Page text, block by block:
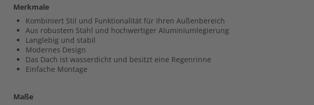
Merkmale
Kombiniert Stil und Funktionalität für Ihren Außenbereich
Aus robustem Stahl und hochwertiger Aluminiumlegierung
Langlebig und stabil
Modernes Design
Das Dach ist wasserdicht und besitzt eine Regenrinne
Einfache Montage
Maße